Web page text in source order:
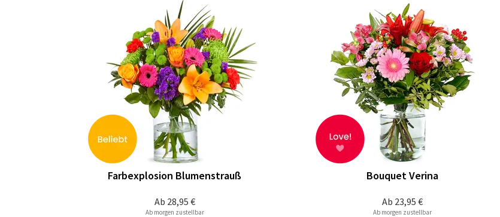
Ab 28,95 €
Farbexplosion Blumenstrauß
Ab morgen zustellbar
Ab 23,95 €
Bouquet Verina
Ab morgen zustellbar